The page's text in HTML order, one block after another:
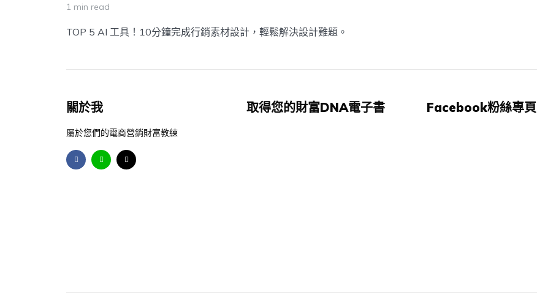
1 min read
TOP 5 AI 工具！10分鐘完成行銷素材設計，輕鬆解決設計難題。
關於我
屬於您們的電商營銷財富教練
取得您的財富DNA電子書 Facebook粉絲專頁